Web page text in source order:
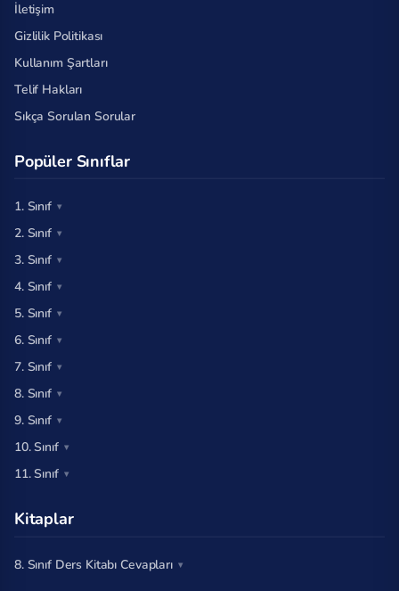
İletişim
Gizlilik Politikası
Kullanım Şartları
Telif Hakları
Sıkça Sorulan Sorular
Popüler Sınıflar
1. Sınıf
2. Sınıf
3. Sınıf
4. Sınıf
5. Sınıf
6. Sınıf
7. Sınıf
8. Sınıf
9. Sınıf
10. Sınıf
11. Sınıf
Kitaplar
8. Sınıf Ders Kitabı Cevapları